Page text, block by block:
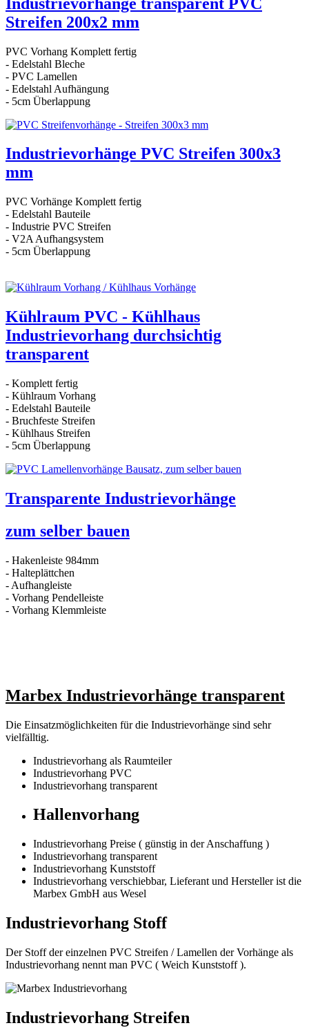
Streifen 200x2 mm
PVC Vorhang Komplett fertig
- Edelstahl Bleche
- PVC Lamellen
- Edelstahl Aufhängung
- 5cm Überlappung
Industrievorhänge PVC Streifen 300x3
mm
PVC Vorhänge Komplett fertig
- Edelstahl Bauteile
- Industrie PVC Streifen
- V2A Aufhangsystem
- 5cm Überlappung
Kühlraum PVC - Kühlhaus
Industrievorhang durchsichtig
transparent
- Komplett fertig
- Kühlraum Vorhang
- Edelstahl Bauteile
- Bruchfeste Streifen
- Kühlhaus Streifen
- 5cm Überlappung
Transparente Industrievorhänge
zum selber bauen
- Hakenleiste 984mm
- Halteplättchen
- Aufhangleiste
- Vorhang Pendelleiste
- Vorhang Klemmleiste
Marbex Industrievorhänge transparent
Die Einsatzmöglichkeiten für die Industrievorhänge sind sehr
vielfälltig.
Industrievorhang als Raumteiler
Industrievorhang PVC
Industrievorhang transparent
Hallenvorhang
Industrievorhang Preise ( günstig in der Anschaffung )
Industrievorhang transparent
Industrievorhang Kunststoff
Industrievorhang verschiebbar, Lieferant und Hersteller ist die
Marbex GmbH aus Wesel
Industrievorhang Stoff
Der Stoff der einzelnen PVC Streifen / Lamellen der Vorhänge als
Industrievorhang nennt man PVC ( Weich Kunststoff ).
Industrievorhang Streifen